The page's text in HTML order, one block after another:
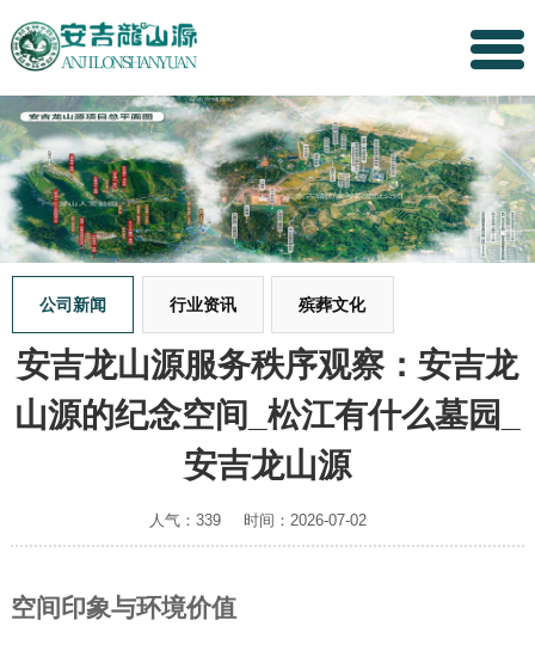
公司新闻 行业资讯 殡葬文化
安吉龙山源服务秩序观察：安吉龙
山源的纪念空间_松江有什么墓园_
安吉龙山源
人气：339 时间：2026-07-02
空间印象与环境价值